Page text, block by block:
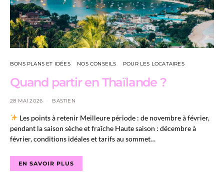
BONS PLANS ET IDÉES NOS CONSEILS POUR LES LOCATAIRES
Quand partir en Thaïlande ?
28 MAI 2026 BASTIEN
Les points à retenir Meilleure période : de novembre à février,
pendant la saison sèche et fraîche Haute saison : décembre à
février, conditions idéales et tarifs au sommet…
EN SAVOIR PLUS